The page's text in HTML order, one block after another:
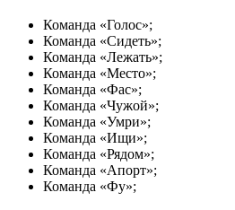
Команда «Голос»;
Команда «Сидеть»;
Команда «Лежать»;
Команда «Место»;
Команда «Фас»;
Команда «Чужой»;
Команда «Умри»;
Команда «Ищи»;
Команда «Рядом»;
Команда «Апорт»;
Команда «Фу»;